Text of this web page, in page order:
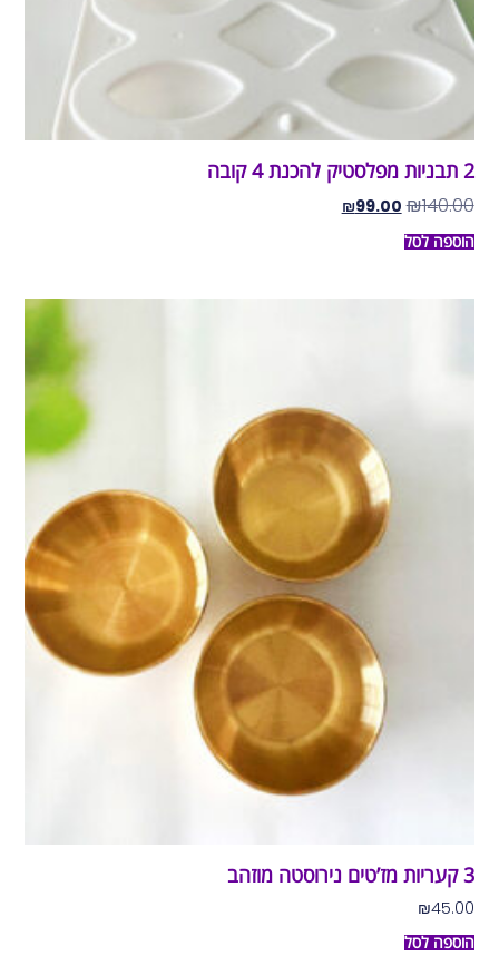
2 תבניות מפלסטיק להכנת 4 קובה
₪140.00
₪99.00
הוספה לסל
3 קעריות מז’טים נירוסטה מוזהב
₪45.00
הוספה לסל